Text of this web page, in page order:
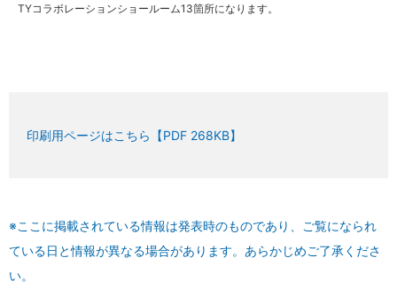
TYコラボレーションショールーム13箇所になります。
印刷用ページはこちら【PDF 268KB】
※ここに掲載されている情報は発表時のものであり、ご覧になられ
ている日と情報が異なる場合があります。あらかじめご了承くださ
い。